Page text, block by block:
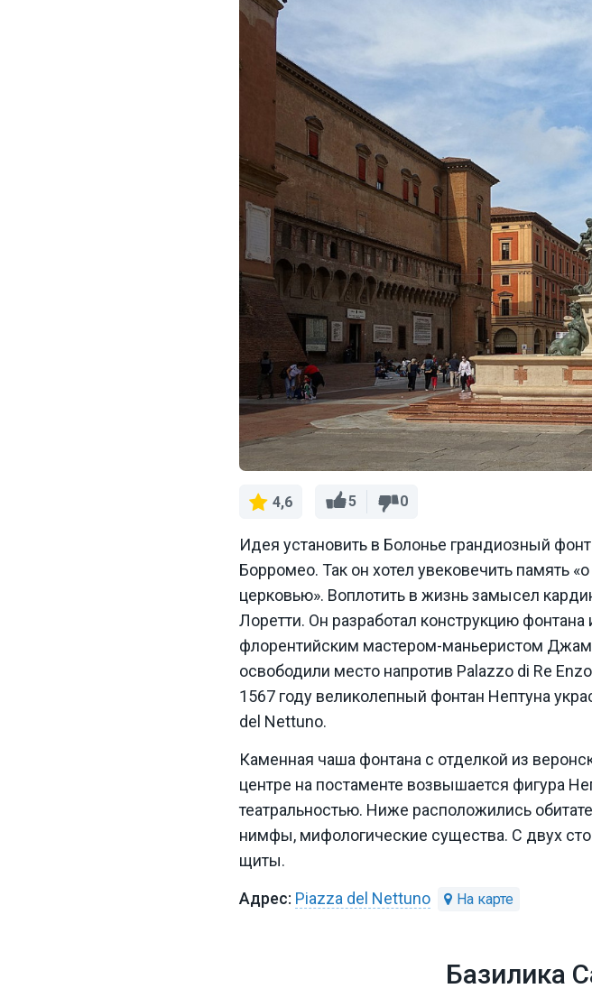
4,6 5 0
Идея установить в Болонье грандиозный
Борромео. Так он хотел увековечить память
церковью». Воплотить в жизнь замысел
Лоретти. Он разработал конструкцию
флорентийским мастером-маньеристом
освободили место напротив Palazzo di Re
1567 году великолепный фонтан Нептуна
del Nettuno.
Каменная чаша фонтана с отделкой из
центре на постаменте возвышается фигура
театральностью. Ниже расположились
нимфы, мифологические существа. С двух
щиты.
Piazza del Nettuno
Базилика